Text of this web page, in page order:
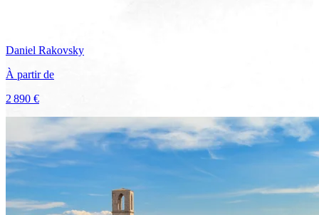
Daniel Rakovsky
À partir de
2 890 €
Voir le voyage